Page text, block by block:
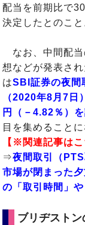
配当を前期比で
決定したとのこと
なお、中間配当
想などが発表され
はSBI証券の夜間
（2020年8月7
円（－4.82％）
目を集めることに
【※関連記事はこ
⇒夜間取引（
市場が閉まった
の「取引時間」
ブリヂスト